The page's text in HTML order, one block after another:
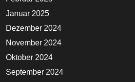
Januar 2025
Dezember 2024
November 2024
Oktober 2024
September 2024